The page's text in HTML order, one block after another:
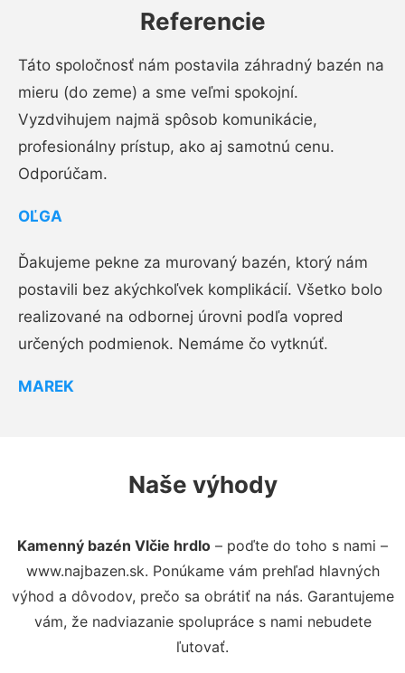
Referencie
Táto spoločnosť nám postavila záhradný bazén na
mieru (do zeme) a sme veľmi spokojní.
Vyzdvihujem najmä spôsob komunikácie,
profesionálny prístup, ako aj samotnú cenu.
Odporúčam.
OĽGA
Ďakujeme pekne za murovaný bazén, ktorý nám
postavili bez akýchkoľvek komplikácií. Všetko bolo
realizované na odbornej úrovni podľa vopred
určených podmienok. Nemáme čo vytknúť.
MAREK
Naše výhody
Kamenný bazén Vlčie hrdlo – poďte do toho s nami –
www.najbazen.sk. Ponúkame vám prehľad hlavných
výhod a dôvodov, prečo sa obrátiť na nás. Garantujeme
vám, že nadviazanie spolupráce s nami nebudete
ľutovať.